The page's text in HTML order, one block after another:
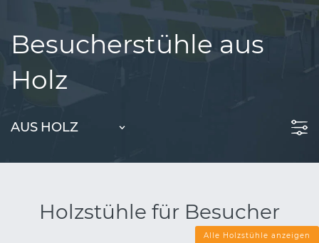
Besucherstühle aus
Holz
AUS HOLZ
Holzstühle für Besucher
Alle Holzstühle anzeigen